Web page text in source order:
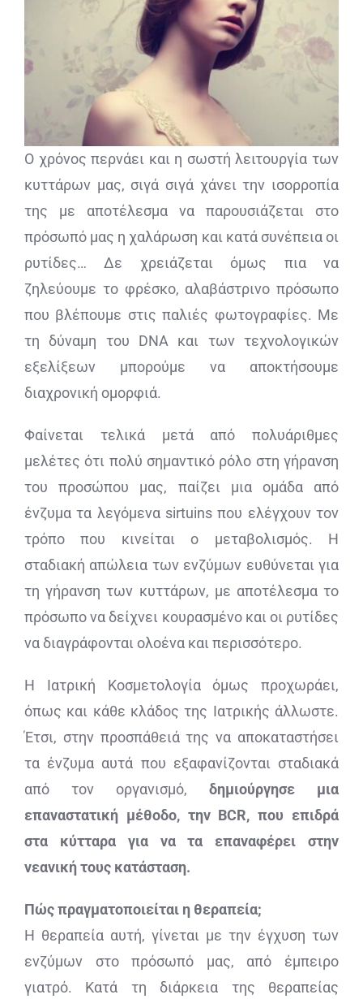
ΕΠΙΚΟΙΝΩΝΙΑ
Ο χρόνος περνάει και η σωστή λειτουργία των
κυττάρων μας, σιγά σιγά χάνει την ισορροπία
της με αποτέλεσμα να παρουσιάζεται στο
πρόσωπό μας η χαλάρωση και κατά συνέπεια οι
ρυτίδες… Δε χρειάζεται όμως πια να
ζηλεύουμε το φρέσκο, αλαβάστρινο πρόσωπο
που βλέπουμε στις παλιές φωτογραφίες. Με
τη δύναμη του DNA και των τεχνολογικών
εξελίξεων μπορούμε να αποκτήσουμε
διαχρονική ομορφιά.
Φαίνεται τελικά μετά από πολυάριθμες
μελέτες ότι πολύ σημαντικό ρόλο στη γήρανση
του προσώπου μας, παίζει μια ομάδα από
ένζυμα τα λεγόμενα sirtuins που ελέγχουν τον
τρόπο που κινείται ο μεταβολισμός. Η
σταδιακή απώλεια των ενζύμων ευθύνεται για
τη γήρανση των κυττάρων, με αποτέλεσμα το
πρόσωπο να δείχνει κουρασμένο και οι ρυτίδες
να διαγράφονται ολοένα και περισσότερο.
Η Ιατρική Κοσμετολογία όμως προχωράει,
όπως και κάθε κλάδος της Ιατρικής άλλωστε.
Έτσι, στην προσπάθειά της να αποκαταστήσει
τα ένζυμα αυτά που εξαφανίζονται σταδιακά
από τον οργανισμό,δημιούργησε μια
επαναστατική μέθοδο, την BCR, που επιδρά
στα κύτταρα για να τα επαναφέρει στην
νεανική τους κατάσταση.
Πώς πραγματοποιείται η θεραπεία;
Η θεραπεία αυτή, γίνεται με την έγχυση των
ενζύμων στο πρόσωπό μας, από έμπειρο
γιατρό. Κατά τη διάρκεια της θεραπείας